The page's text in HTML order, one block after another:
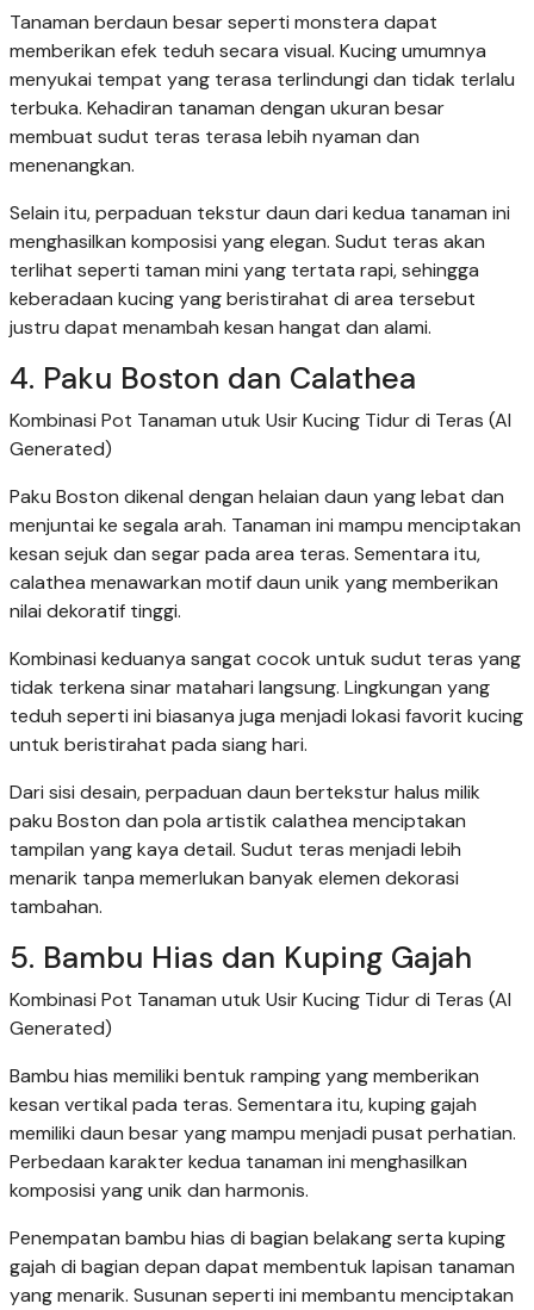
Tanaman berdaun besar seperti monstera dapat
memberikan efek teduh secara visual. Kucing umumnya
menyukai tempat yang terasa terlindungi dan tidak terlalu
terbuka. Kehadiran tanaman dengan ukuran besar
membuat sudut teras terasa lebih nyaman dan
menenangkan.
Selain itu, perpaduan tekstur daun dari kedua tanaman ini
menghasilkan komposisi yang elegan. Sudut teras akan
terlihat seperti taman mini yang tertata rapi, sehingga
keberadaan kucing yang beristirahat di area tersebut
justru dapat menambah kesan hangat dan alami.
4. Paku Boston dan Calathea
Kombinasi Pot Tanaman utuk Usir Kucing Tidur di Teras (AI
Generated)
Paku Boston dikenal dengan helaian daun yang lebat dan
menjuntai ke segala arah. Tanaman ini mampu menciptakan
kesan sejuk dan segar pada area teras. Sementara itu,
calathea menawarkan motif daun unik yang memberikan
nilai dekoratif tinggi.
Kombinasi keduanya sangat cocok untuk sudut teras yang
tidak terkena sinar matahari langsung. Lingkungan yang
teduh seperti ini biasanya juga menjadi lokasi favorit kucing
untuk beristirahat pada siang hari.
Dari sisi desain, perpaduan daun bertekstur halus milik
paku Boston dan pola artistik calathea menciptakan
tampilan yang kaya detail. Sudut teras menjadi lebih
menarik tanpa memerlukan banyak elemen dekorasi
tambahan.
5. Bambu Hias dan Kuping Gajah
Kombinasi Pot Tanaman utuk Usir Kucing Tidur di Teras (AI
Generated)
Bambu hias memiliki bentuk ramping yang memberikan
kesan vertikal pada teras. Sementara itu, kuping gajah
memiliki daun besar yang mampu menjadi pusat perhatian.
Perbedaan karakter kedua tanaman ini menghasilkan
komposisi yang unik dan harmonis.
Penempatan bambu hias di bagian belakang serta kuping
gajah di bagian depan dapat membentuk lapisan tanaman
yang menarik. Susunan seperti ini membantu menciptakan